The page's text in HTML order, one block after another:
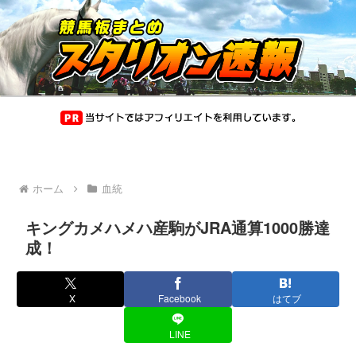
ホーム 血統
キングカメハメハ産駒がJRA通算1000勝達
成！
X Facebook はてブ
LINE